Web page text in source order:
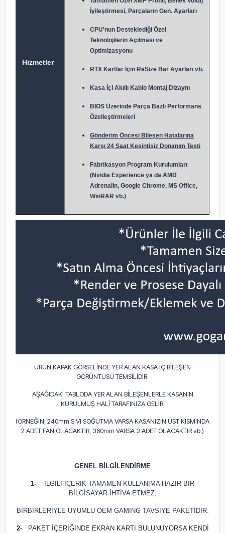
Hizmetler
İyileştirmesi, Parçaların Gen. Ayarları
CPU'nun Desteklediği Özel
Teknolojilerin Açılması ve
Optimizasyonu
RTX Kartlar İçin ReSize Bar Ayarları vb.
Kasa İçi Akıllı Kablo Montaj Dizaynı
BIOS Üzerinde Parça Bazlı Performans
Özelleştirmeleri
Gönderim Öncesi Bileşen Hatalarına
Karşı 24 Saat Kesintisiz Donanım Testi
Fabrikasyon Program Kurulumları
(Nvidia Experience ya da AMD
Adrenalin, Google Chrome, MS Office,
WinRAR vb.)
ÜRÜN KAPAK GÖRSELİNDE YER ALAN KASA İÇ BİLEŞEN
GÖRÜNTÜSÜ TEMSİLİDİR.
AŞAĞIDAKİ TABLODA YER ALAN BİLEŞENLERLE KASANIN
KURULMUŞ HALİ TARAFINIZA GELİR.
(ÖRNEĞİN; 240mm SIVI SOĞUTMA VARSA KASANIZIN ÜST KISMINDA
2 ADET FAN OLACAKTIR, 360mm VARSA 3 ADET OLACAKTIR vb.)
GENEL BİLGİLENDİRME
1-
İLGİLİ İÇERİK TAMAMEN KULLANIMA HAZIR BİR
BİLGİSAYAR İHTİVA ETMEZ,
BİRBİRLERİYLE UYUMLU OEM GAMING TAVSİYE PAKETİDİR.
2-
PAKET İÇERİĞİNDE EKRAN KARTI BULUNUYORSA KENDİ